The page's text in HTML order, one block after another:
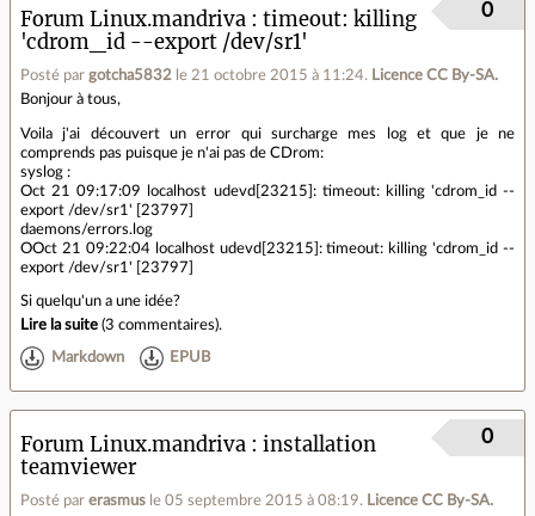
Forum Linux.mandriva
timeout: killing
'cdrom_id --export /dev/sr1'
Posté par gotcha5832 le 21 octobre 2015 à 11:24. Licence CC By‑SA.
0
Bonjour à tous,
Voila j'ai découvert un error qui surcharge mes log et que je ne
comprends pas puisque je n'ai pas de CDrom:
syslog :
Oct 21 09:17:09 localhost udevd[23215]: timeout: killing 'cdrom_id --
export /dev/sr1' [23797]
daemons/errors.log
OOct 21 09:22:04 localhost udevd[23215]: timeout: killing 'cdrom_id --
export /dev/sr1' [23797]
Si quelqu'un a une idée?
Lire la suite (3 commentaires).
Markdown EPUB
Forum Linux.mandriva
installation
teamviewer
Posté par erasmus le 05 septembre 2015 à 08:19. Licence CC By‑SA.
0